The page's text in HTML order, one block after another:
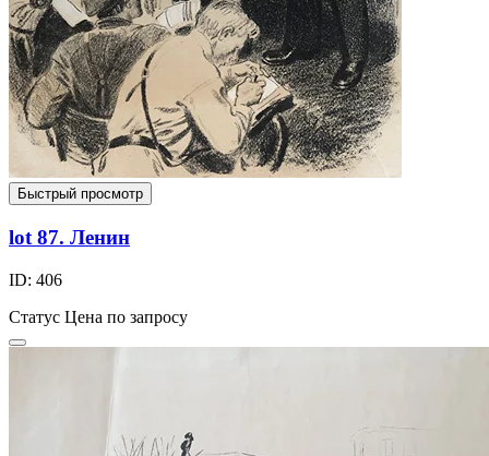
Быстрый просмотр
lot 87. Ленин
ID: 406
Статус Цена по запросу